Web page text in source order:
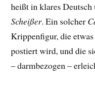
heißt in klares Deutsch
Scheißer. Ein solcher
Krippenfigur, die
postiert wird, und die
– darmbezogen –